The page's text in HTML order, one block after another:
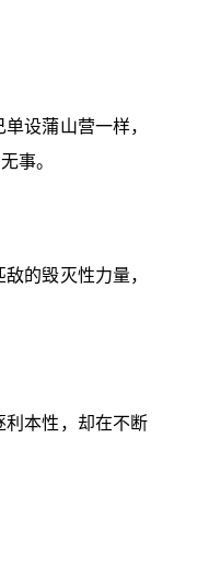
设蒲山营一样，
事。
的毁灭性力量，
利本性，却在不断